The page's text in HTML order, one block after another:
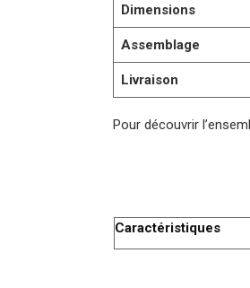
Dimensions
Assemblage
Livraison
Pour découvrir
Caractéristiques